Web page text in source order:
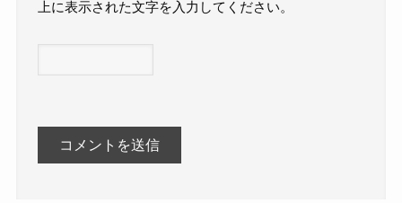
上に表示された文字を入力してください。